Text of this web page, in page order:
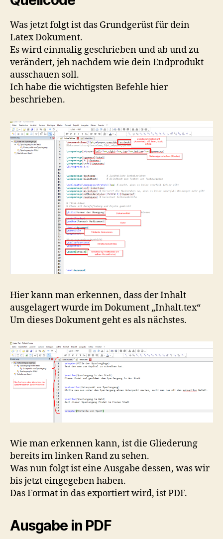
Was jetzt folgt ist das Grundgerüst für dein
Latex Dokument.
Es wird einmalig geschrieben und ab und zu
verändert, jeh nachdem wie dein Endprodukt
ausschauen soll.
Ich habe die wichtigsten Befehle hier
beschrieben.
Hier kann man erkennen, dass der Inhalt
ausgelagert wurde im Dokument „Inhalt.tex“
Um dieses Dokument geht es als nächstes.
Wie man erkennen kann, ist die Gliederung
bereits im linken Rand zu sehen.
Was nun folgt ist eine Ausgabe dessen, was wir
bis jetzt eingegeben haben.
Das Format in das exportiert wird, ist PDF.
Ausgabe in PDF